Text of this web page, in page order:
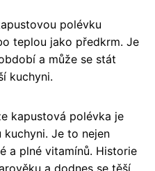
polévku
teplou jako předkrm. Je
a může se stát
kuchyni.
kapustová polévka je
Je to nejen
a plné vitamínů. Historie